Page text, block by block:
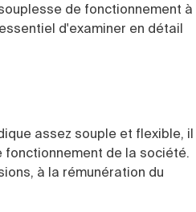
de fonctionnement à
d'examiner en détail
assez souple et flexible, il
de la société.
à la rémunération du